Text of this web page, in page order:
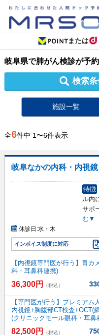
または
岐阜県で肺がん検診が予
検索
施設一覧
全6件中 1〜6件表示
岐阜なかの内科・内視
特徴
ル内
サポ
む▼
休診日:水・木
インボイス制度に対応
【内視鏡専門医が行う】胃
科・耳鼻科連携)
36,300円 （税込）
【専門医が行う】プレミア
内視鏡+胸腹部CT検査+OCT(
(クリニックモール眼科・耳鼻
82,500円 （税込）